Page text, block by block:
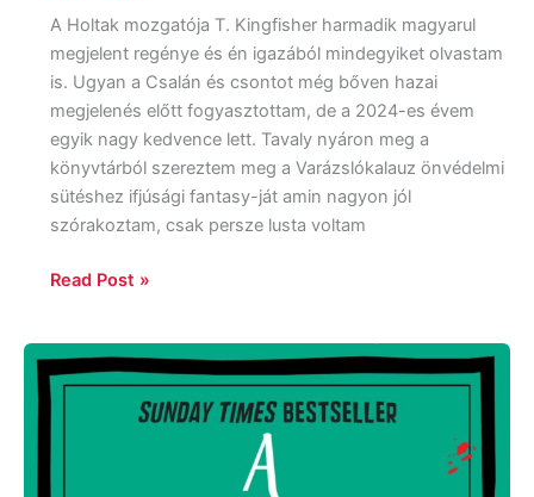
A Holtak mozgatója T. Kingfisher harmadik magyarul
megjelent regénye és én igazából mindegyiket olvastam
is. Ugyan a Csalán és csontot még bőven hazai
megjelenés előtt fogyasztottam, de a 2024-es évem
egyik nagy kedvence lett. Tavaly nyáron meg a
könyvtárból szereztem meg a Varázslókalauz önvédelmi
sütéshez ifjúsági fantasy-ját amin nagyon jól
szórakoztam, csak persze lusta voltam
Read Post »
Janice
Hallett: